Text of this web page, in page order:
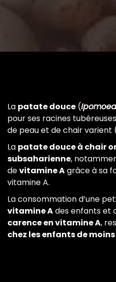
La patate douce (
pour ses racines
de peau et de chair varient
La patate douce à chair
subsaharienne,
devitamine Agrâce à sa
vitamine A.
La consommation d’une
vitamine Ades enfants et
carence en vitamine A,
chez les enfants de